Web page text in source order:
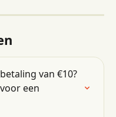
van €10?
een